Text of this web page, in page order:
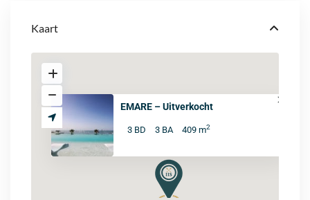
Kaart
EMARE – Uitverkocht
3 BD 3 BA 409 m2